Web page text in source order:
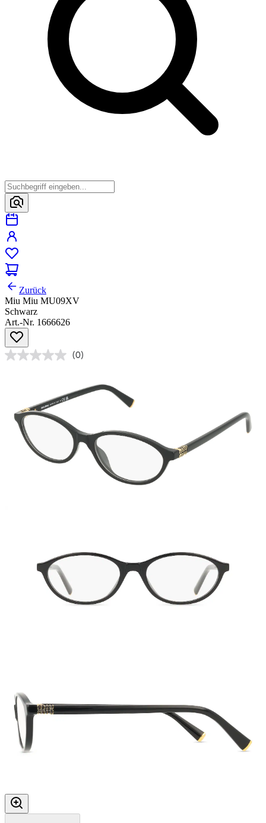
Zurück
Miu Miu MU09XV
Schwarz
Art.-Nr. 1666626
(0)